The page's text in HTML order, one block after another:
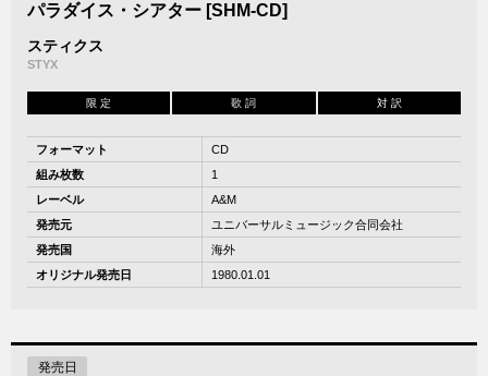
パラダイス・シアター [SHM-CD]
スティクス
STYX
限 定 歌 詞 対 訳
フォーマット
CD
組み枚数
1
レーベル
A&M
発売元
ユニバーサルミュージック合同会社
発売国
海外
オリジナル発売日
1980.01.01
発売日